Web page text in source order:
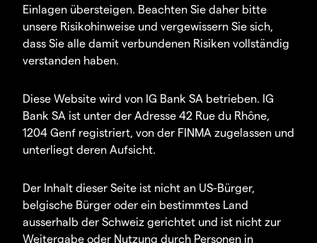
Einlagen übersteigen. Beachten Sie daher bitte
unsere Risikohinweise und vergewissern Sie sich,
dass Sie alle damit verbundenen Risiken vollständig
verstanden haben.
Diese Website wird von IG Bank SA betrieben. IG
Bank SA ist unter der Adresse 42 Rue du Rhône,
1204 Genf registriert, von der FINMA zugelassen und
unterliegt deren Aufsicht.
Der Inhalt dieser Seite ist nicht an US-Bürger,
belgische Bürger oder ein bestimmtes Land
ausserhalb der Schweiz gerichtet und ist nicht zur
Weitergabe oder Nutzung durch Personen in